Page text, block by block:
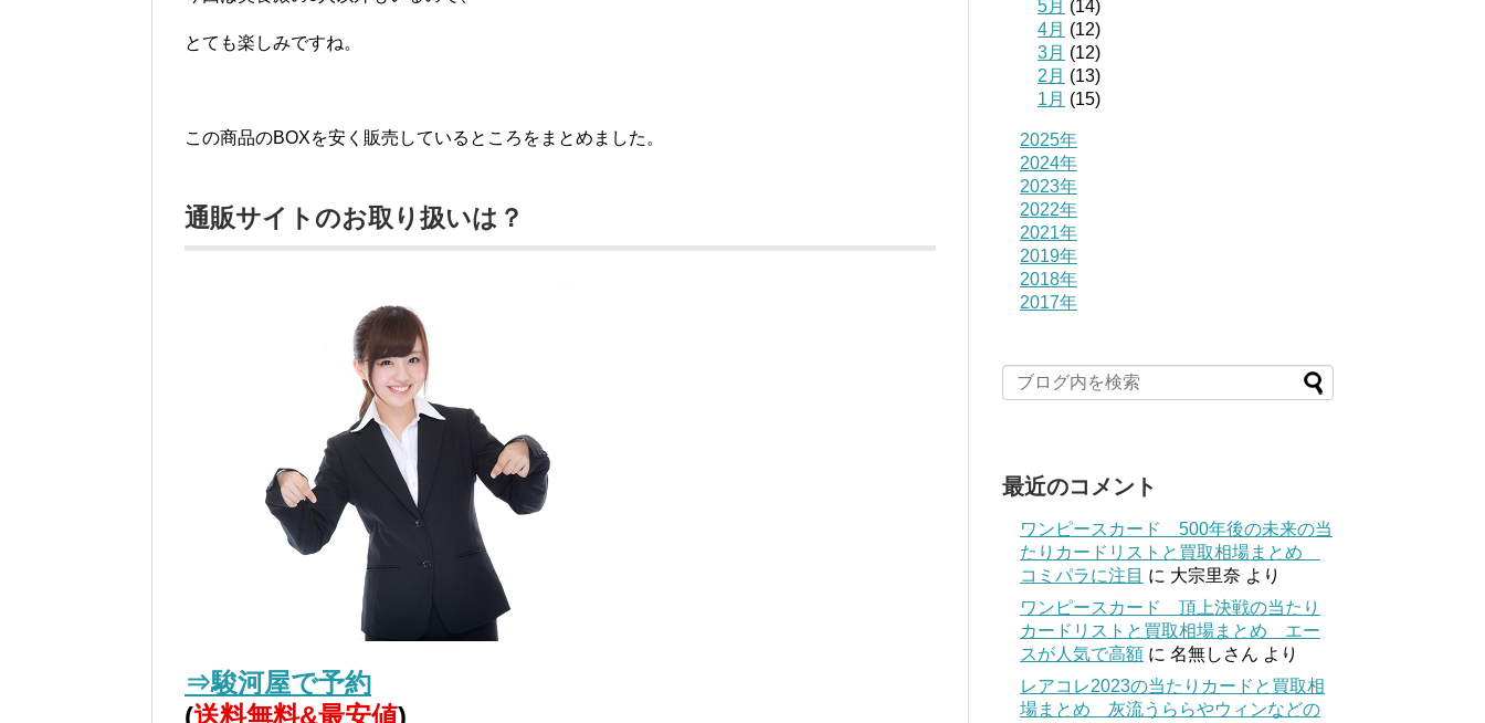
とても楽しみですね。
この商品のBOXを安く販売しているところをまとめました。
通販サイトのお取り扱いは？
⇒駿河屋で予約
(送料無料&最安値)
5月 (14)
4月 (12)
3月 (12)
2月 (13)
1月 (15)
2025年
2024年
2023年
2022年
2021年
2019年
2018年
2017年
最近のコメント
ワンピースカード 500年後の未来の当
たりカードリストと買取相場まとめ
コミパラに注目 に 大宗里奈 より
ワンピースカード 頂上決戦の当たり
カードリストと買取相場まとめ エー
スが人気で高額 に 名無しさん より
レアコレ2023の当たりカードと買取相
場まとめ 灰流うららやウィンなどの